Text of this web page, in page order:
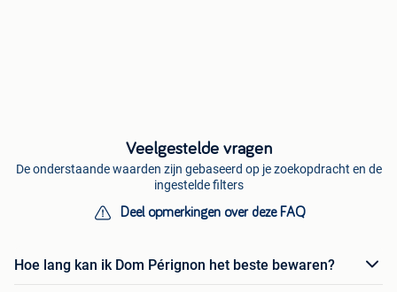
Veelgestelde vragen
De onderstaande waarden zijn gebaseerd op je zoekopdracht en de
ingestelde filters
Deel opmerkingen over deze FAQ
Hoe lang kan ik Dom Pérignon het beste bewaren?